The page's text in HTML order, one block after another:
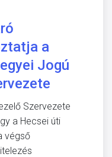
a
Jogú
Szervezete
a Hecsei úti
végső